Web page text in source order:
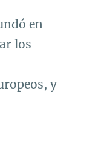
en
los
y